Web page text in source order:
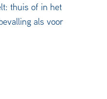
thuis of in het
als voor